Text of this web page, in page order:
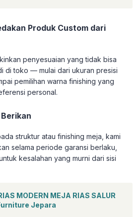
Produk Custom dari
penyesuaian yang tidak bisa
di toko — mulai dari ukuran presisi
pemilihan warna finishing yang
personal.
struktur atau finishing meja, kami
selama periode garansi berlaku,
kesalahan yang murni dari sisi
MODERN MEJA RIAS SALUR
Jepara